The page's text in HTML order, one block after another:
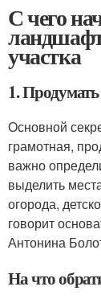
С чего
участка
1.
Основной
грамотная,
важно
выделить
огорода,
говорит
Антонина
На что